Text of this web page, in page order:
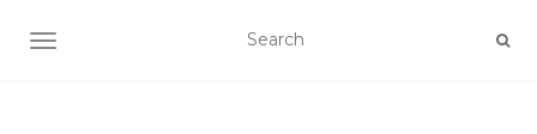
AFFICHER/MASQUER LA NAVIGATION